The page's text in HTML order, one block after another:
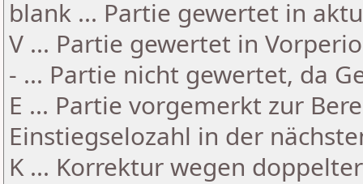
blank ... Partie gewertet in
V ... Partie gewertet in
- ... Partie nicht gewertet, da
E ... Partie vorgemerkt zur
Einstiegselozahl in der
K ... Korrektur wegen